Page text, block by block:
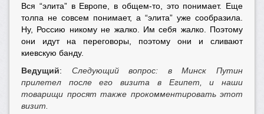
Вся “элита” в Европе, в общем-то, это понимает. Еще
толпа не совсем понимает, а “элита” уже сообразила.
Ну, Россию никому не жалко. Им себя жалко. Поэтому
они идут на переговоры, поэтому они и сливают
киевскую банду.
Ведущий: Следующий вопрос: в Минск Путин
прилетел после его визита в Египет, и наши
товарищи просят также прокомментировать этот
визит.